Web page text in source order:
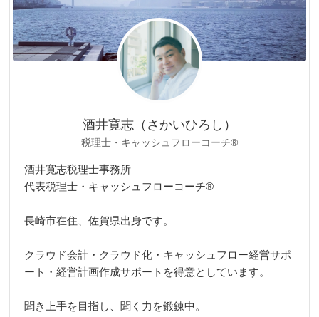
酒井寛志（さかいひろし）
税理士・キャッシュフローコーチ®
酒井寛志税理士事務所
代表税理士・キャッシュフローコーチ®
長崎市在住、佐賀県出身です。
クラウド会計・クラウド化・キャッシュフロー経営サポ
ート・経営計画作成サポートを得意としています。
聞き上手を目指し、聞く力を鍛錬中。